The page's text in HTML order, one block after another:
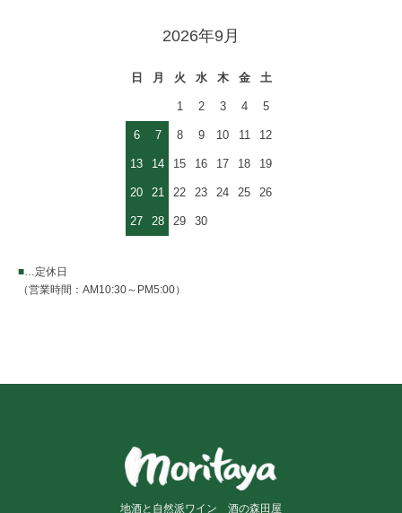
2026年9月
日 月 火 水 木 金 土
1 2 3 4 5
6 7 8 9 10 11 12
13 14 15 16 17 18 19
20 21 22 23 24 25 26
27 28 29 30
■ …定休日
（営業時間：AM10:30～PM5:00）
地酒と自然派ワイン 酒の森田屋